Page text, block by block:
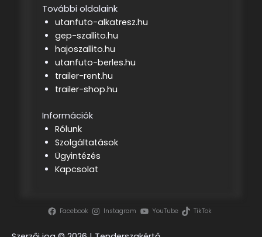
További oldalaink
utanfuto-alkatresz.hu
gep-szallito.hu
hajoszallito.hu
utanfuto-berles.hu
trailer-rent.hu
trailer-shop.hu
Információk
Rólunk
Szolgáltatások
Ügyintézés
Kapcsolat
Facebook Instagram YouTube TikTok